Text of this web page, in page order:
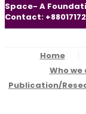
Space- A
Contact:
Home
Who we
Publication/